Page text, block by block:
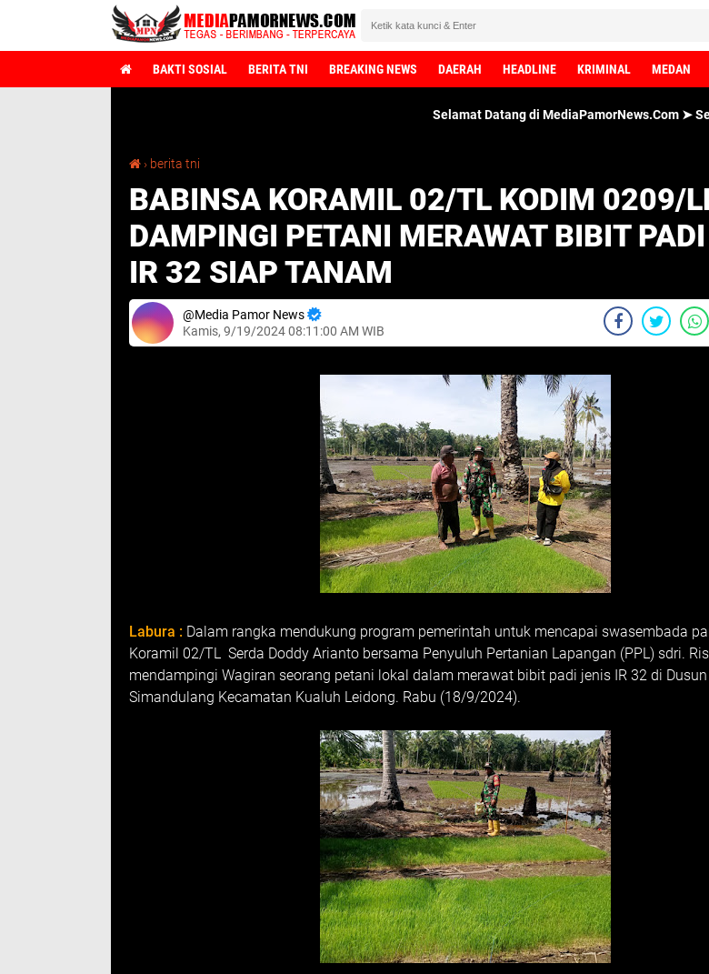
BAKTI SOSIAL BERITA TNI BREAKING NEWS DAERAH HEADLINE KRIMINAL MEDAN
Selamat Datang di MediaPamorNews.Com ➤ Semua
› berita tni
BABINSA KORAMIL 02/TL KODIM 0209/
DAMPINGI PETANI MERAWAT BIBIT
IR 32 SIAP TANAM
Media Pamor News
Kamis, 9/19/2024 08:11:00 AM WIB
Labura : Dalam rangka mendukung program pemerintah untuk mencapai swasembada
Koramil 02/TL Serda Doddy Arianto bersama Penyuluh Pertanian Lapangan (PPL) sdri.
mendampingi Wagiran seorang petani lokal dalam merawat bibit padi jenis IR 32 di Dusun
Simandulang Kecamatan Kualuh Leidong. Rabu (18/9/2024).